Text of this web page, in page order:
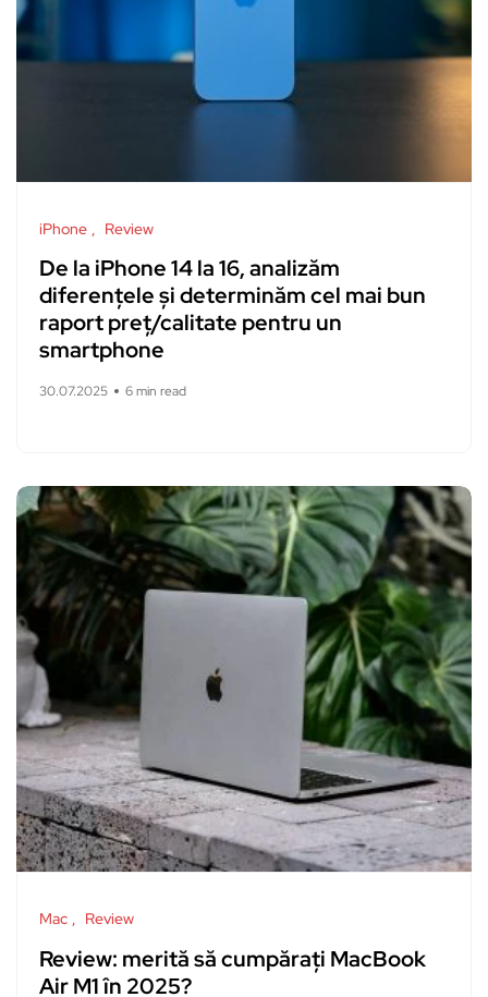
iPhone Review
De la iPhone 14 la 16, analizăm
diferențele și determinăm cel mai bun
raport preț/calitate pentru un
smartphone
30.07.2025 6 min read
Mac Review
Review: merită să cumpărați MacBook
Air M1 în 2025?